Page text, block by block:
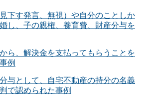
下す発言、無視）や自分のことしか
し、子の親権、養育費、財産分与を
ら、解決金を支払ってもらうことを
例
与として、自宅不動産の持分の名義
で認められた事例